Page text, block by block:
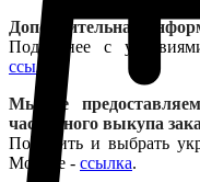
Дополнительная
Подробнее с
ссылке
Мы не
частичного выкупа
Померить и выбрать
Москве - ссылка.